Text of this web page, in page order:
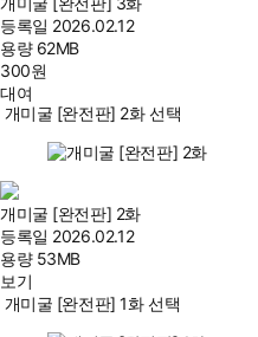
등록일 2026.02.12
용량 62MB
300원
대여
개미굴 [완전판] 2화 선택
개미굴 [완전판] 2화
등록일 2026.02.12
용량 53MB
보기
개미굴 [완전판] 1화 선택